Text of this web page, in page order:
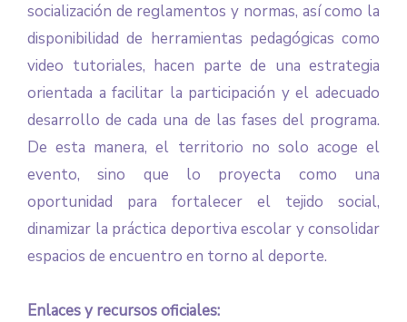
socialización de reglamentos y normas, así como la
disponibilidad de herramientas pedagógicas como
video tutoriales, hacen parte de una estrategia
orientada a facilitar la participación y el adecuado
desarrollo de cada una de las fases del programa.
De esta manera, el territorio no solo acoge el
evento, sino que lo proyecta como una
oportunidad para fortalecer el tejido social,
dinamizar la práctica deportiva escolar y consolidar
espacios de encuentro en torno al deporte.
Enlaces y recursos oficiales: